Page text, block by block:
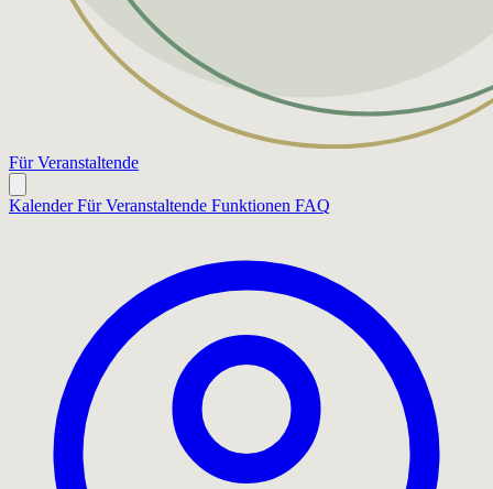
Für Veranstaltende
Kalender Für Veranstaltende Funktionen FAQ